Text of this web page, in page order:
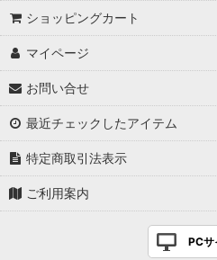
ショッピングカート
マイページ
お問い合せ
最近チェックしたアイテム
特定商取引法表示
ご利用案内
PCサ